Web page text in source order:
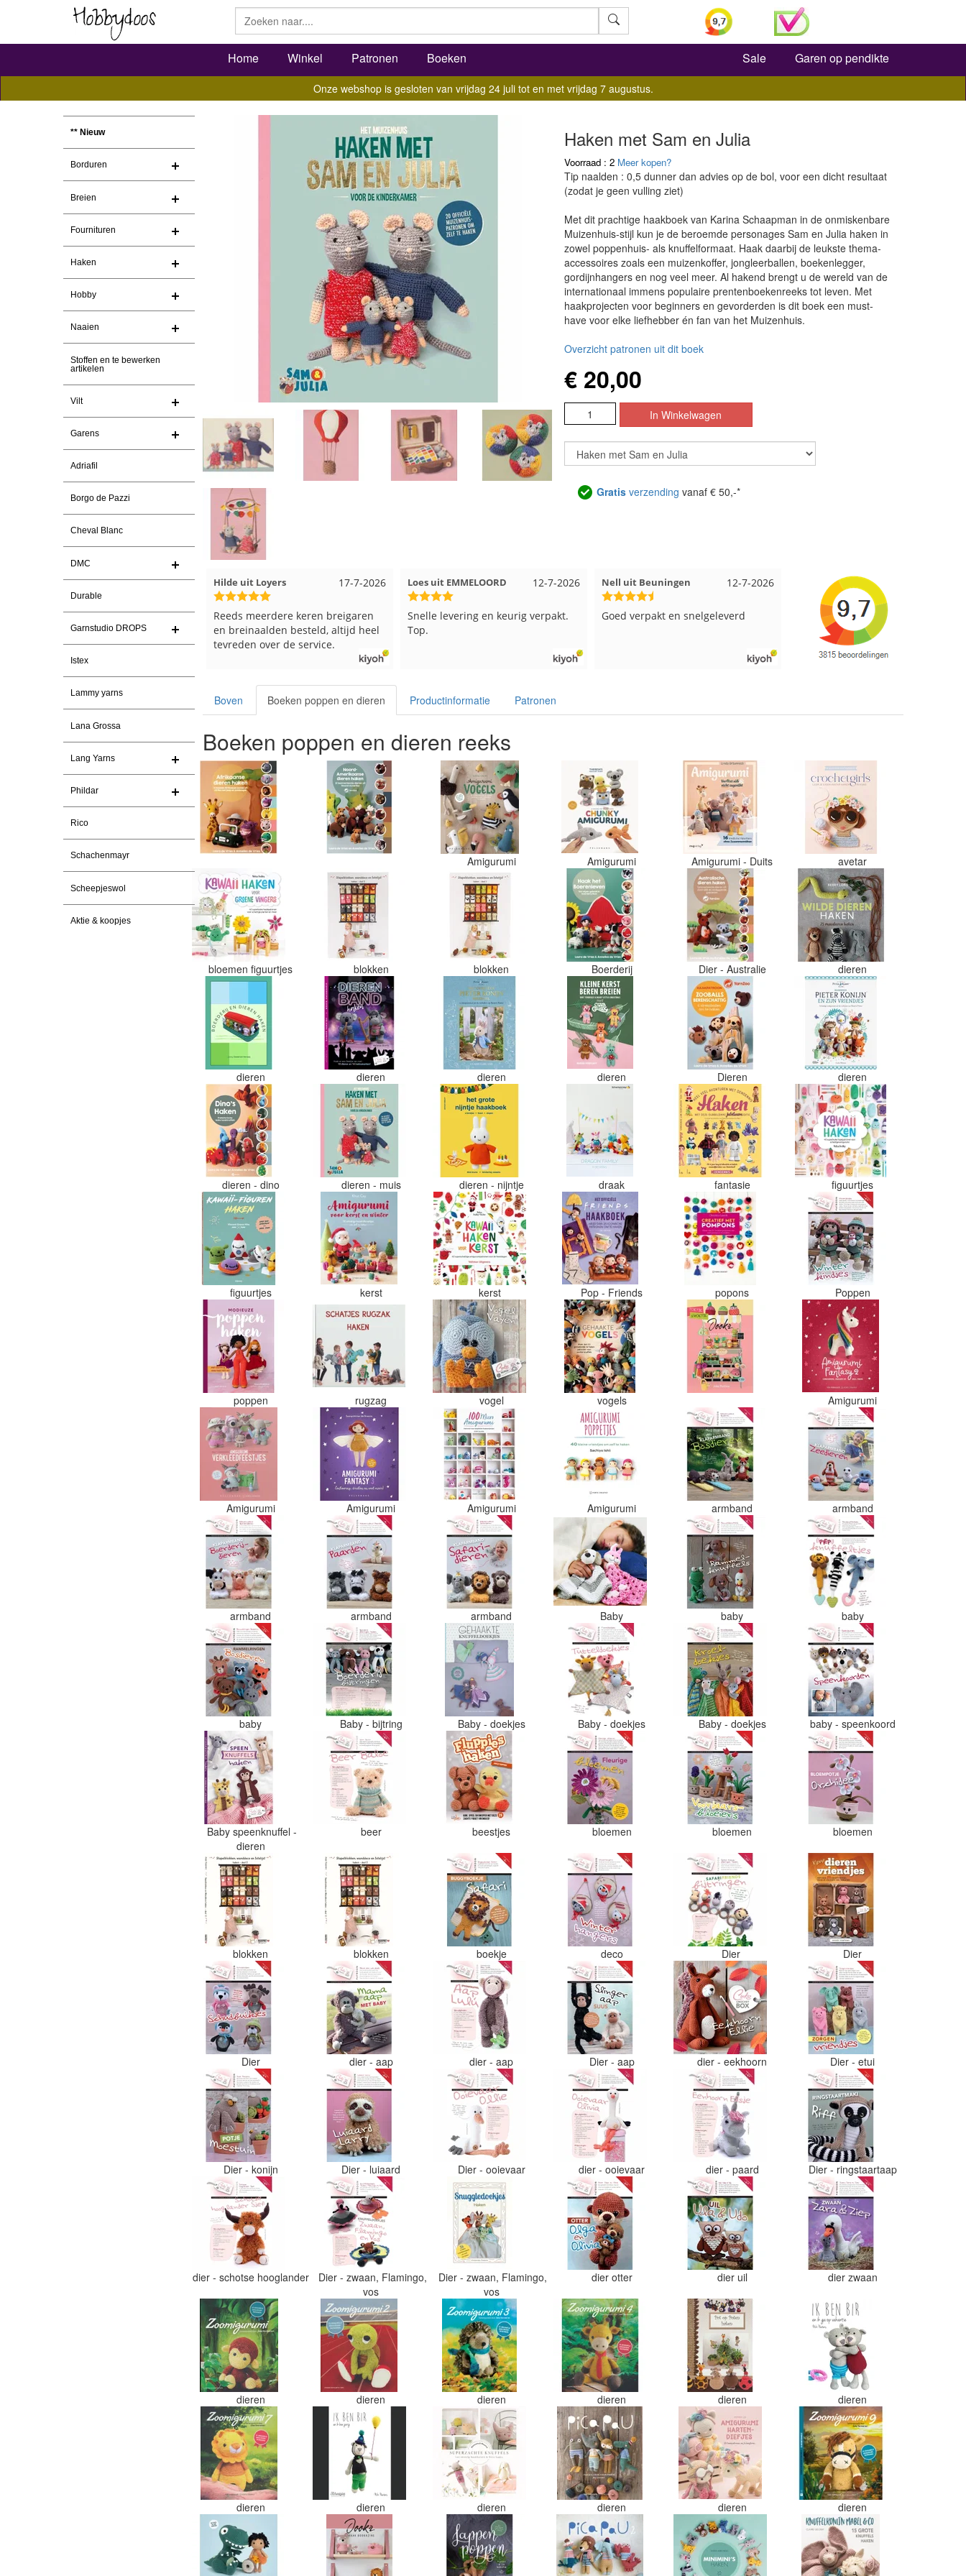
Zoeken
Home Winkel Patronen Boeken Sale Garen op pendikte
Onze webshop is gesloten van vrijdag 24 juli tot en met vrijdag 7 augustus.
** Nieuw
Borduren
Breien
Fournituren
Haken
Hobby
Naaien
Stoffen en te bewerken
artikelen
Vilt
Garens
Adriafil
Borgo de Pazzi
Cheval Blanc
DMC
Durable
Garnstudio DROPS
Istex
Lammy yarns
Lana Grossa
Lang Yarns
Phildar
Rico
Schachenmayr
Scheepjeswol
Aktie & koopjes
Haken met Sam en Julia
Voorraad : 2 Meer kopen?
Tip naalden : 0,5 dunner dan advies op de bol, voor een dicht resultaat
(zodat je geen vulling ziet)
Met dit prachtige haakboek van Karina Schaapman in de onmiskenbare
Muizenhuis-stijl kun je de beroemde personages Sam en Julia haken in
zowel poppenhuis- als knuffelformaat. Haak daarbij de leukste thema-
accessoires zoals een muizenkoffer, jongleerballen, boekenlegger,
gordijnhangers en nog veel meer. Al hakend brengt u de wereld van de
internationaal immens populaire prentenboekenreeks tot leven. Met
haakprojecten voor beginners en gevorderden is dit boek een must-
have voor elke liefhebber én fan van het Muizenhuis.
Overzicht patronen uit dit boek
€ 20,00
Gratisverzending vanaf € 50,-*
17-7-2026
Hilde uit Loyers
Reeds meerdere keren breigaren
en breinaalden besteld, altijd heel
tevreden over de service.
12-7-2026
Loes uit EMMELOORD
Snelle levering en keurig verpakt.
Top.
12-7-2026
Nell uit Beuningen
Goed verpakt en snelgeleverd
11-7-2026
Wendy uit Amsterdam
Ruime keus aan viltwol, mooie
beetje jammer vind is dat alles los
een doos gestopt. Geen kleur codes
welke kleurcode bij welke bol hoort.
Had ook 3x 50 gram zwart besteld
maar door de andere bollen zitten
er nu verschillende kleuren vezels
in het zwart. Dat vind ik erg
jammer. Als ik nu wil nabestellen
moet ik maar hopen dat ik de juiste
kleurcode bij de juiste bol heb
gedaan. Misschien een tip om de
kleuren apart in te pakken met een
sticker welke kleur het is?
Desondanks zou ik deze shop zeker
wel aanbevelen wat betreft de
viltwol. Goede prijs/kwaliteit
verhouding.
Anja uit Druten
Altijd alles op voorraad en een
supersnelle levering!
Boven Boeken poppen en dieren Productinformatie Patronen
Boeken poppen en dieren reeks
Amigurumi Amigurumi Amigurumi - Duits avetar
bloemen figuurtjes blokken blokken Boerderij Dier - Australie dieren
dieren dieren dieren dieren Dieren dieren
dieren - dino dieren - muis dieren - nijntje draak fantasie figuurtjes
figuurtjes kerst kerst Pop - Friends popons Poppen
poppen rugzag vogel vogels Amigurumi
Amigurumi Amigurumi Amigurumi Amigurumi armband armband
armband armband armband Baby baby baby
baby Baby - bijtring Baby - doekjes Baby - doekjes Baby - doekjes baby - speenkoord
Baby speenknuffel -
dieren
beer beestjes bloemen bloemen bloemen
blokken blokken boekje deco Dier Dier
Dier dier - aap dier - aap Dier - aap dier - eekhoorn Dier - etui
Dier - konijn Dier - luiaard Dier - ooievaar dier - ooievaar dier - paard Dier - ringstaartaap
dier - schotse hooglander
Dier - zwaan, Flamingo,
vos
Dier - zwaan, Flamingo,
vos
dier otter dier uil dier zwaan
dieren dieren dieren dieren dieren dieren
dieren dieren dieren dieren dieren dieren